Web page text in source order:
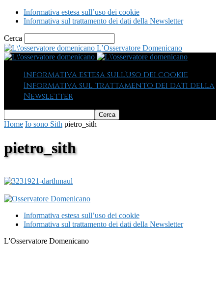
Informativa estesa sull’uso dei cookie
Informativa sul trattamento dei dati della Newsletter
Cerca
L’Osservatore Domenicano
Informativa estesa sull’uso dei cookie
Informativa sul trattamento dei dati della
Newsletter
Home Io sono Sith pietro_sith
pietro_sith
Informativa estesa sull’uso dei cookie
Informativa sul trattamento dei dati della Newsletter
L'Osservatore Domenicano